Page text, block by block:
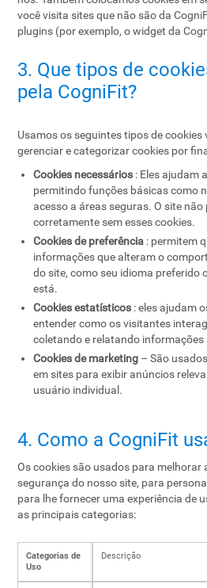
você visita sites que não são da
plugins (por exemplo, o widget da
3. Que tipos de
pela CogniFit?
Usamos os seguintes tipos de cookies
gerenciar e categorizar cookies por
Cookies necessários : Eles ajudam
permitindo funções básicas como
acesso a áreas seguras. O site
corretamente sem esses cookies.
Cookies de preferência : permitem
informações que alteram o
do site, como seu idioma preferido
está.
Cookies estatísticos : eles ajudam
entender como os visitantes
coletando e relatando
Cookies de marketing – São
em sites para exibir anúncios
usuário individual.
4. Como a CogniFit
Os cookies são usados para melhorar
segurança do nosso site, para
para lhe fornecer uma experiência de
as principais categorias:
Categorias de
Uso
Descrição